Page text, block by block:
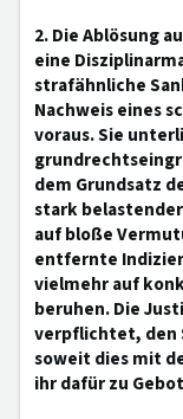
2. Die Ablösung
eine
strafähnliche
Nachweis eines
voraus. Sie
dem Grundsatz
stark
auf bloße
entfernte
vielmehr auf
beruhen. Die
verpflichtet, den
soweit dies mit
ihr dafür zu